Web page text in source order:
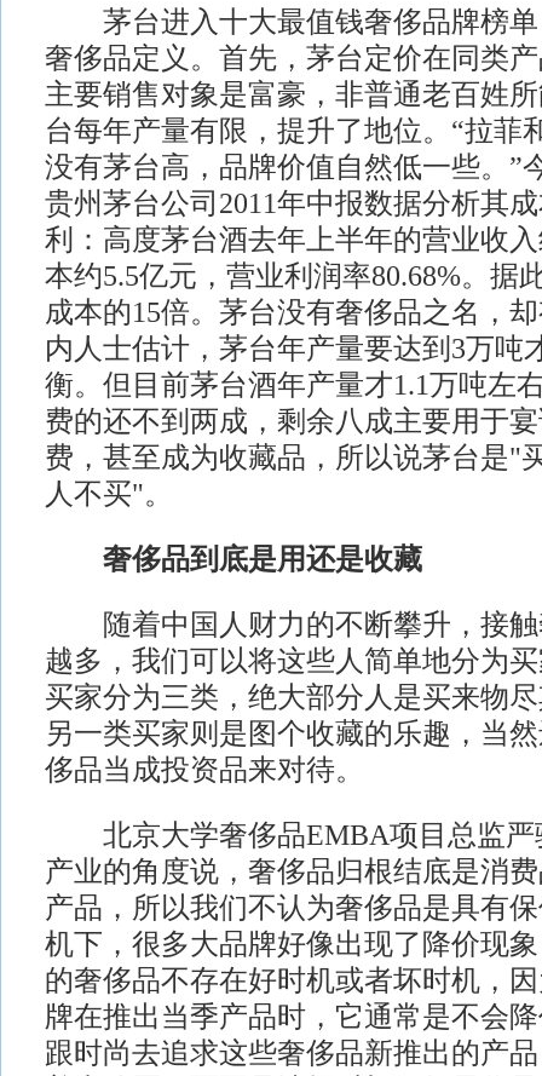
茅台进入十大最值钱奢侈品牌榜单
奢侈品定义。首先，茅台定价在同类
主要销售对象是富豪，非普通老百姓
台每年产量有限，提升了地位。“拉菲
没有茅台高，品牌价值自然低一些。”
贵州茅台公司2011年中报数据分析其
利：高度茅台酒去年上半年的营业收
本约5.5亿元，营业利润率80.68%。据
成本的15倍。茅台没有奢侈品之名，
内人士估计，茅台年产量要达到3万吨
衡。但目前茅台酒年产量才1.1万吨左
费的还不到两成，剩余八成主要用于
费，甚至成为收藏品，所以说茅台是"
人不买"。
奢侈品到底是用还是收藏
随着中国人财力的不断攀升，接触
越多，我们可以将这些人简单地分为
买家分为三类，绝大部分人是买来物
另一类买家则是图个收藏的乐趣，当
侈品当成投资品来对待。
北京大学奢侈品EMBA项目总监严
产业的角度说，奢侈品归根结底是消
产品，所以我们不认为奢侈品是具有
机下，很多大品牌好像出现了降价现
的奢侈品不存在好时机或者坏时机，
牌在推出当季产品时，它通常是不会
跟时尚去追求这些奢侈品新推出的产